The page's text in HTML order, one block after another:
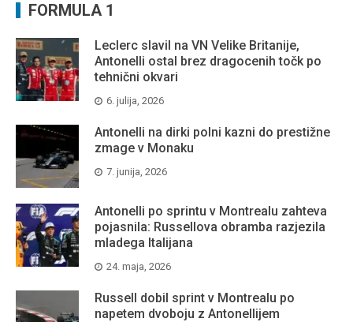
FORMULA 1
Leclerc slavil na VN Velike Britanije,
Antonelli ostal brez dragocenih točk po
tehnični okvari
6. julija, 2026
Antonelli na dirki polni kazni do prestižne
zmage v Monaku
7. junija, 2026
Antonelli po sprintu v Montrealu zahteva
pojasnila: Russellova obramba razjezila
mladega Italijana
24. maja, 2026
Russell dobil sprint v Montrealu po
napetem dvoboju z Antonellijem